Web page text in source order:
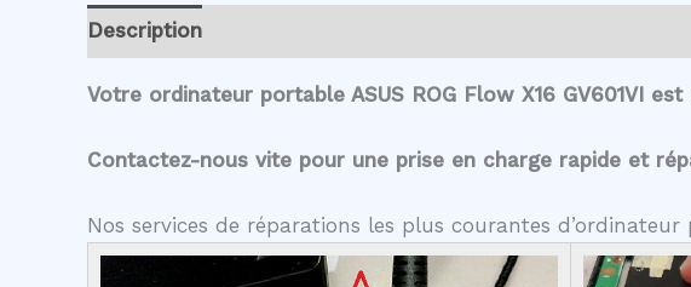
Description
Votre ordinateur portable ASUS ROG Flow X16 GV601VI
Contactez-nous vite pour une prise en charge rapide et
Nos services de réparations les plus courantes d’ordinateur